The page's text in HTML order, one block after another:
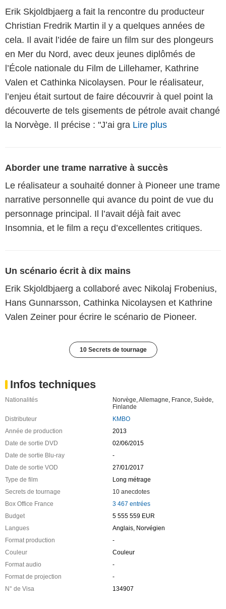
Erik Skjoldbjaerg a fait la rencontre du producteur
Christian Fredrik Martin il y a quelques années de
cela. Il avait l’idée de faire un film sur des plongeurs
en Mer du Nord, avec deux jeunes diplômés de
l’École nationale du Film de Lillehamer, Kathrine
Valen et Cathinka Nicolaysen. Pour le réalisateur,
l’enjeu était surtout de faire découvrir à quel point la
découverte de tels gisements de pétrole avait changé
la Norvège. Il précise : "J’ai gra Lire plus
Aborder une trame narrative à succès
Le réalisateur a souhaité donner à Pioneer une trame
narrative personnelle qui avance du point de vue du
personnage principal. Il l’avait déjà fait avec
Insomnia, et le film a reçu d’excellentes critiques.
Un scénario écrit à dix mains
Erik Skjoldbjaerg a collaboré avec Nikolaj Frobenius,
Hans Gunnarsson, Cathinka Nicolaysen et Kathrine
Valen Zeiner pour écrire le scénario de Pioneer.
10 Secrets de tournage
Infos techniques
Nationalités Norvège,Allemagne, France, Suède,
Finlande
Distributeur
KMBO
Année de production
2013
Date de sortie DVD
02/06/2015
Date de sortie Blu-ray
-
Date de sortie VOD
27/01/2017
Type de film
Long métrage
Secrets de tournage
10 anecdotes
Box Office France
3 467 entrées
Budget
5 555 559 EUR
Langues
Anglais, Norvégien
Format production
-
Couleur
Couleur
Format audio
-
Format de projection
-
N° de Visa
134907